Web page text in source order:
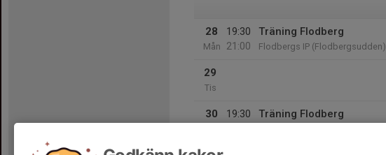
28
Mån
19:30
21:00
Träning Flodberg
Flodbergs IP (Flodbergsudden)
29
Tis
30
19:30
Träning Flodberg